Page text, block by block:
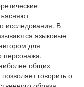
исследования. В
языковые
для
персонажа.
общих
говорить о
образа